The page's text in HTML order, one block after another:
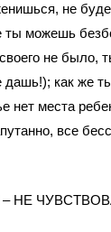
не
ты можешь
не было,
дашь!); как же
нет места
все
– НЕ